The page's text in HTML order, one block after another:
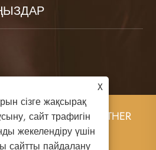
ZHIGAO LEATHER
қорғалған.
X
сізге жақсырақ
сайт трафигін
жекелендіру үшін
сайтты пайдалану